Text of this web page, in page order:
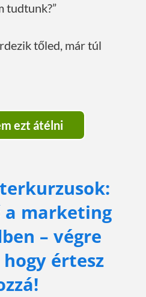
tudtunk?”
tőled, már túl
ezt átélni
marketing
– végre
értesz